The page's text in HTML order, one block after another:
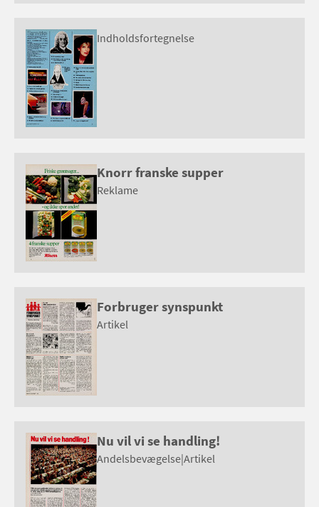
Indholdsfortegnelse
Knorr franske supper
Reklame
Forbruger synspunkt
Artikel
Nu vil vi se handling!
Andelsbevægelse|Artikel